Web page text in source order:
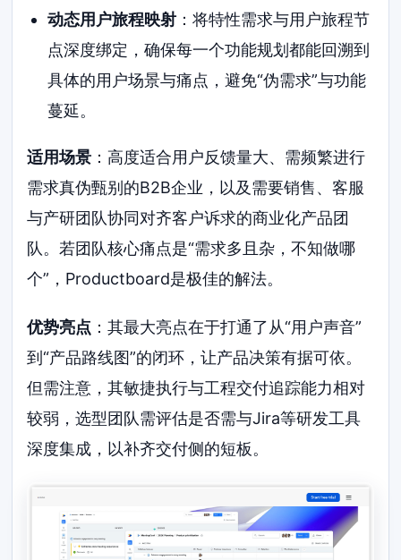
动态用户旅程映射：将特性需求与用户旅程节
点深度绑定，确保每一个功能规划都能回溯到
具体的用户场景与痛点，避免“伪需求”与功能
蔓延。
适用场景 ：高度适合用户反馈量大、需频繁进行
需求真伪甄别的B2B企业，以及需要销售、客服
与产研团队协同对齐客户诉求的商业化产品团
队。若团队核心痛点是“需求多且杂，不知做哪
个”，Productboard是极佳的解法。
优势亮点 ：其最大亮点在于打通了从“用户声音”
到“产品路线图”的闭环，让产品决策有据可依。
但需注意，其敏捷执行与工程交付追踪能力相对
较弱，选型团队需评估是否需与Jira等研发工具
深度集成，以补齐交付侧的短板。